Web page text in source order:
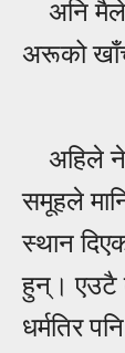
अनि मैले
अरूको
अहिले
समूहले
स्थान
हुन्। एउटै
धर्मतिर